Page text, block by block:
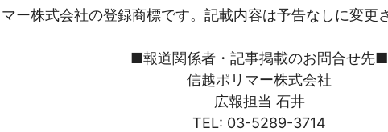
ー株式会社の登録商標です。記載内容は予告なしに変更
■報道関係者・記事掲載のお問合せ先■
信越ポリマー株式会社
広報担当 石井
TEL: 03-5289-3714